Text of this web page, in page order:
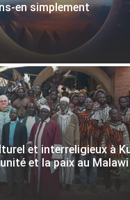
en simplement
et interreligieux à
et la paix au Malawi